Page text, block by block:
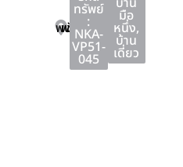
พนัสนิคม
พนัสนิคม
ชลบุรี
ทรัพย์
:
NKA-
VP51-
045
มือ
หนึ่ง,
บ้าน
เดี่ยว